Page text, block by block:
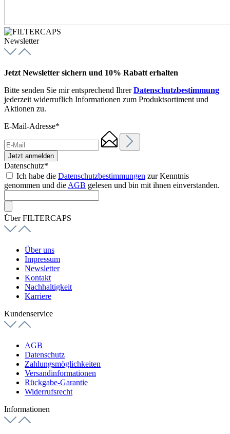
Newsletter
Jetzt Newsletter sichern und 10% Rabatt erhalten
Bitte senden Sie mir entsprechend IhrerDatenschutzbestimmung
jederzeit widerruflich Informationen zum Produktsortiment und
Aktionen zu.
E-Mail-Adresse*
Jetzt anmelden
Datenschutz*
Ich habe die Datenschutzbestimmungen zur Kenntnis
genommen und dieAGB gelesen und bin mit ihnen einverstanden.
Über FILTERCAPS
Über uns
Impressum
Newsletter
Kontakt
Nachhaltigkeit
Karriere
Kundenservice
AGB
Datenschutz
Zahlungsmöglichkeiten
Versandinformationen
Rückgabe-Garantie
Widerrufsrecht
Informationen